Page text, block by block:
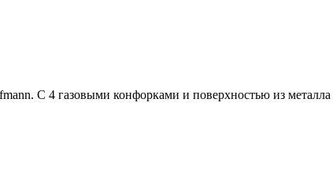
С 4 газовыми конфорками и поверхностью из